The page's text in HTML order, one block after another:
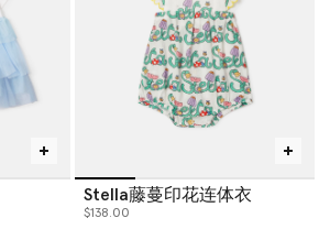
Stella藤蔓印花连体衣
$138.00